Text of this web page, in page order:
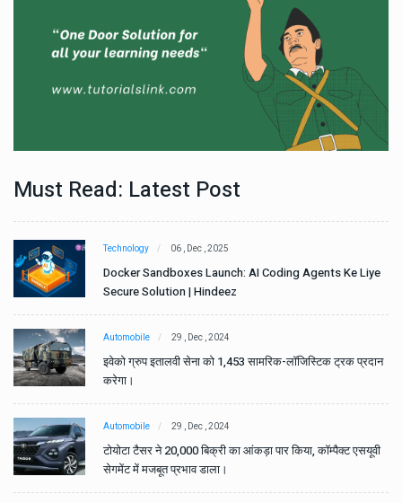
Must Read: Latest Post
Technology 06 , Dec , 2025
Docker Sandboxes Launch: AI Coding Agents Ke Liye
Secure Solution | Hindeez
Automobile 29 , Dec , 2024
इवेको ग्रुप इतालवी सेना को 1,453 सामरिक-लॉजिस्टिक ट्रक प्रदान
करेगा।
Automobile 29 , Dec , 2024
टोयोटा टैसर ने 20,000 बिक्री का आंकड़ा पार किया, कॉम्पैक्ट एसयूवी
सेगमेंट में मजबूत प्रभाव डाला।